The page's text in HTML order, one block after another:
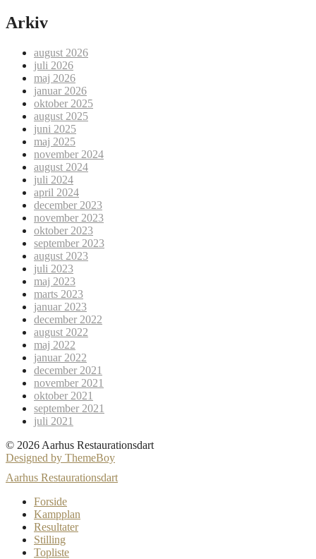
Arkiv
august 2026
juli 2026
maj 2026
januar 2026
oktober 2025
august 2025
juni 2025
maj 2025
november 2024
august 2024
juli 2024
april 2024
december 2023
november 2023
oktober 2023
september 2023
august 2023
juli 2023
maj 2023
marts 2023
januar 2023
december 2022
august 2022
maj 2022
januar 2022
december 2021
november 2021
oktober 2021
september 2021
juli 2021
© 2026 Aarhus Restaurationsdart
Designed by ThemeBoy
Aarhus Restaurationsdart
Forside
Kampplan
Resultater
Stilling
Topliste